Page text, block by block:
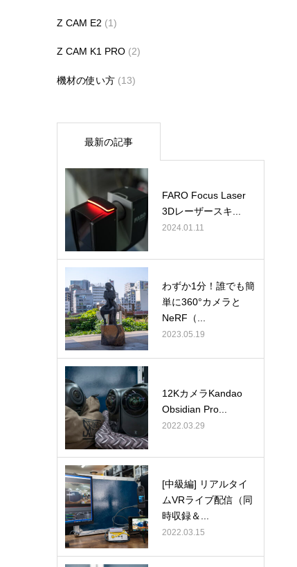
Z CAM E2 (1)
Z CAM K1 PRO (2)
機材の使い方 (13)
最新の記事
FARO Focus Laser
3Dレーザースキ...
2024.01.11
わずか1分！誰でも簡
単に360°カメラと
NeRF（...
2023.05.19
12KカメラKandao
Obsidian Pro...
2022.03.29
[中級編] リアルタイ
ムVRライブ配信（同
時収録＆...
2022.03.15